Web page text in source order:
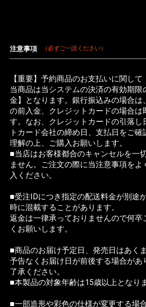
注意事項 （必ずご一読ください）
【重要】予約商品のお支払いに関して
当商品は当システムの決済の有効期限
金】となります。銀行振込みの場合は
の前入金、クレジットカードの場合は
す。なお、クレジットカードの引落し
トカード会社の締め日、支払日をご
理解の上、ご購入お願いします。
■当店はお客様都合のキャンセルを一
ません。ご注文の際に当注意事項をよ
入ください。
■受注IDにつき指定の配送料金が別途
時に混載することがあります。
返金は一律承っておりませんので何卒
くお願いします。
■商品のお届け予定日、発売日はあく
予告なくお届け日が前後する場合があ
了承ください。
■本製品の対象年齢は15歳以上となり
■一部造形や彩色の仕様が変更する場